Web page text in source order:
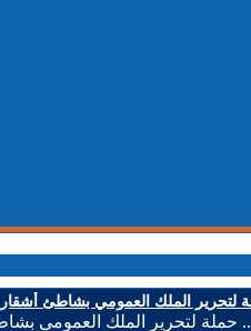
لتحرير الملك العمومي بشاطئ